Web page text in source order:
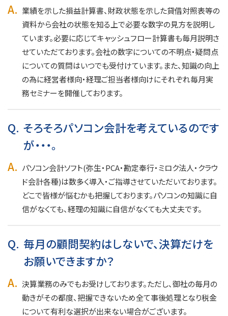
A. 業績を示した損益計算書、財政状態を示した貸借対照表等の
資料から会社の状態を知る上で必要な数字の見方を説明し
ています。必要に応じてキャッシュフロー計算書も毎月説明さ
せていただております。会社の数字についての不明点・疑問点
についての質問はいつでも受付けています。また、知識の向上
の為に経営者様向・経理ご担当者様向けにそれぞれ毎月実
務セミナーを開催しております。
Q. そろそろパソコン会計を考えているのです
が・・・。
A. パソコン会計ソフト(弥生・PCA・勘定奉行・ミロク法人・クラウ
ド会計各種)は数多く導入・ご指導させていただいております。
どこで皆様が悩むかも把握しております。パソコンの知識に自
信がなくても、経理の知識に自信がなくても大丈夫です。
Q. 毎月の顧問契約はしないで、決算だけを
お願いできますか？
A. 決算業務のみでもお受けしております。ただし、御社の毎月の
動きがその都度、把握できないため全て事後処理となり税金
について有利な選択が出来ない場合がございます。